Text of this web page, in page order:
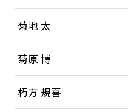
菊地 太
菊原 博
朽方 規喜